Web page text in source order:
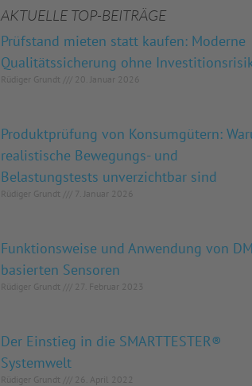
AKTUELLE TOP-BEITRÄGE
Prüfstand mieten statt kaufen: Moderne
Qualitätssicherung ohne
Rüdiger Grundt 20. Januar 2026
Produktprüfung von Konsumgütern:
realistische Bewegungs- und
Belastungstests unverzichtbar sind
Rüdiger Grundt 7. Januar 2026
Funktionsweise und Anwendung von
basierten Sensoren
Rüdiger Grundt 27. Februar 2023
Der Einstieg in die SMARTTESTER®
Systemwelt
Rüdiger Grundt 26. April 2022